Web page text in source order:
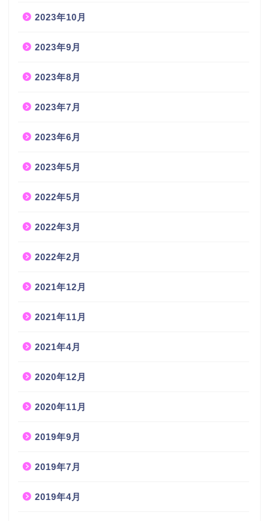
2023年10月
2023年9月
2023年8月
2023年7月
2023年6月
2023年5月
2022年5月
2022年3月
2022年2月
2021年12月
2021年11月
2021年4月
2020年12月
2020年11月
2019年9月
2019年7月
2019年4月